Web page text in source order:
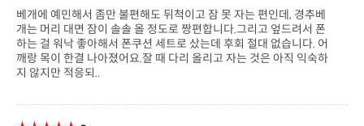
지 않지만 적응되..